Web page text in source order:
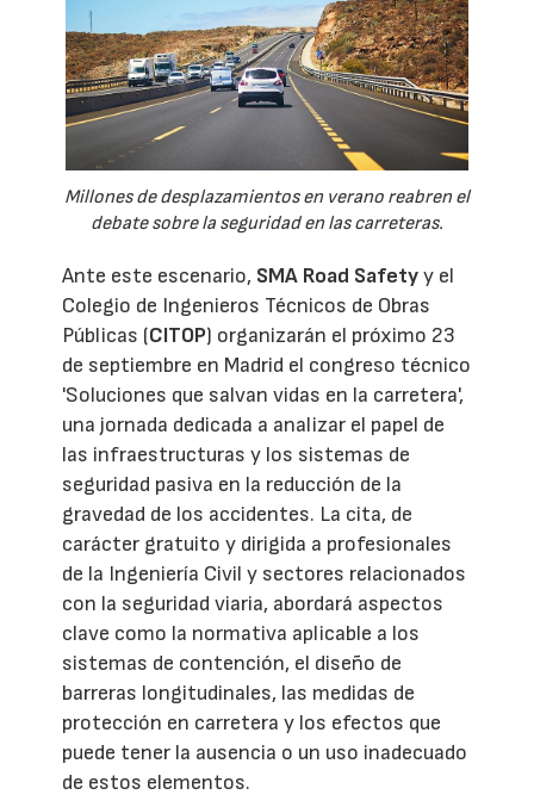
Millones de desplazamientos en verano reabren el
debate sobre la seguridad en las carreteras.
Ante este escenario, SMA Road Safetyy el
Colegio de Ingenieros Técnicos de Obras
Públicas (CITOP) organizarán el próximo 23
de septiembre en Madrid el congreso técnico
'Soluciones que salvan vidas en la carretera',
una jornada dedicada a analizar el papel de
las infraestructuras y los sistemas de
seguridad pasiva en la reducción de la
gravedad de los accidentes. La cita, de
carácter gratuito y dirigida a profesionales
de la Ingeniería Civil y sectores relacionados
con la seguridad viaria, abordará aspectos
clave como la normativa aplicable a los
sistemas de contención, el diseño de
barreras longitudinales, las medidas de
protección en carretera y los efectos que
puede tener la ausencia o un uso inadecuado
de estos elementos.